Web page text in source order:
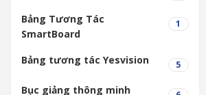
Bảng Tương Tác
SmartBoard
1
Bảng tương tác Yesvision 5
Bục giảng thông minh